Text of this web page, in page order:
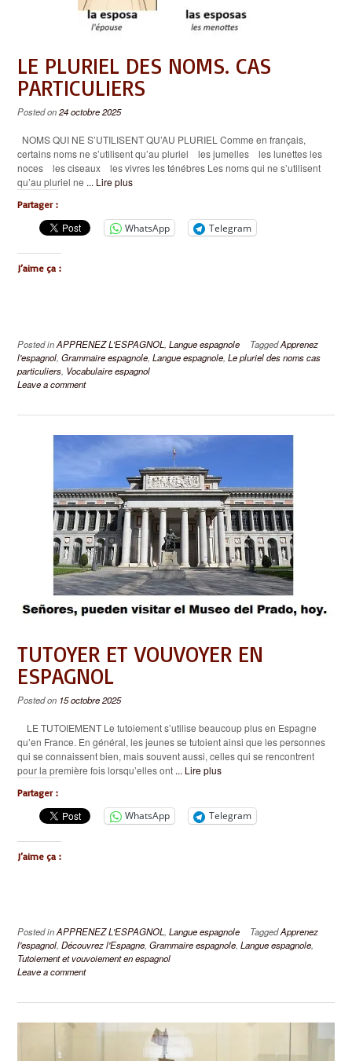
LE PLURIEL DES NOMS. CAS
PARTICULIERS
Posted on24 octobre 2025
NOMS QUI NE S’UTILISENT QU’AU PLURIEL Comme en français,
certains noms ne s’utilisent qu’au pluriel les jumelles les lunettes les
noces les ciseaux les vivres les ténébres Les noms qui ne s’utilisent
qu’au pluriel ne ... Lire plus
Partager :
WhatsApp Telegram
J’aime ça :
Posted inAPPRENEZ L'ESPAGNOL , Langue espagnole TaggedApprenez
l'espagnol, Grammaire espagnole, Langue espagnole, Le pluriel des noms cas
particuliers, Vocabulaire espagnol
Leave a comment
TUTOYER ET VOUVOYER EN
ESPAGNOL
Posted on 15 octobre 2025
LE TUTOIEMENT Le tutoiement s’utilise beaucoup plus en Espagne
qu’en France. En général, les jeunes se tutoient ainsi que les personnes
qui se connaissent bien, mais souvent aussi, celles qui se rencontrent
pour la première fois lorsqu’elles ont ... Lire plus
Partager :
WhatsApp Telegram
J’aime ça :
Posted inAPPRENEZ L'ESPAGNOL , Langue espagnole TaggedApprenez
l'espagnol, Découvrez l'Espagne, Grammaire espagnole, Langue espagnole,
Tutoiement et vouvoiement en espagnol
Leave a comment